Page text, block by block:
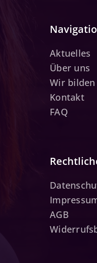
Aktuelles
Über uns
Wir bilden
Kontakt
FAQ
AGB